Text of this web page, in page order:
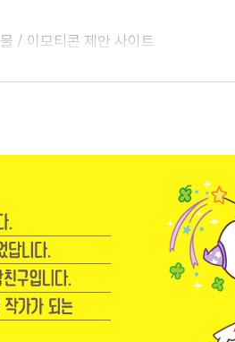
/ 이모티콘 제안 사이트
크북